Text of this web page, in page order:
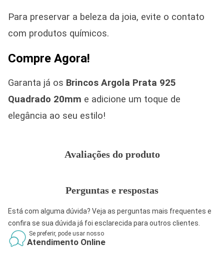
Para preservar a beleza da joia, evite o contato
com produtos químicos.
Compre Agora!
Garanta já os Brincos Argola Prata 925
Quadrado 20mm e adicione um toque de
elegância ao seu estilo!
Avaliações do produto
Perguntas e respostas
Está com alguma dúvida? Veja as perguntas mais frequentes e
confira se sua dúvida já foi esclarecida para outros clientes.
Se preferir, pode usar nosso
Atendimento Online